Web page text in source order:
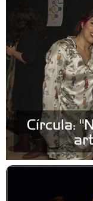
Círcula: